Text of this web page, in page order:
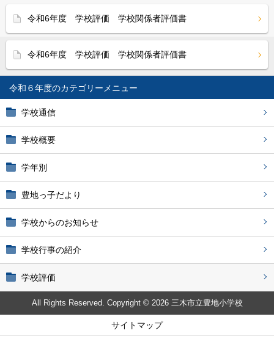
令和６年度
学校通信
学校概要
学年別
豊地っ子だより
学校からのお知らせ
学校行事の紹介
学校評価
令和6年度 学校評価 学校関係者評価書
令和6年度 学校評価 学校関係者評価書
All Rights Reserved. Copyright © 2026 三木市立豊地小学校
サイトマップ